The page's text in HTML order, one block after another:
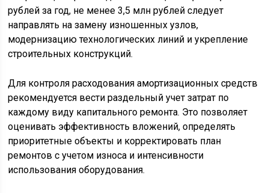
рублей за год, не менее 3,5 млн рублей следует
направлять на замену изношенных узлов,
модернизацию технологических линий и укрепление
строительных конструкций.
Для контроля расходования амортизационных средств
рекомендуется вести раздельный учет затрат по
каждому виду капитального ремонта. Это позволяет
оценивать эффективность вложений, определять
приоритетные объекты и корректировать план
ремонтов с учетом износа и интенсивности
использования оборудования.